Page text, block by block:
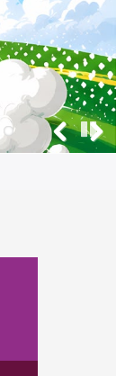
Previous Next
עצירה